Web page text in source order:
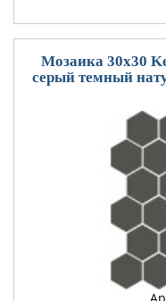
Мозаика 30x30
серый темный